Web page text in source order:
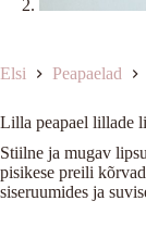
Elsi Peapaelad
Lilla peapael lillade
Stiilne ja mugav
pisikese preili
siseruumides ja